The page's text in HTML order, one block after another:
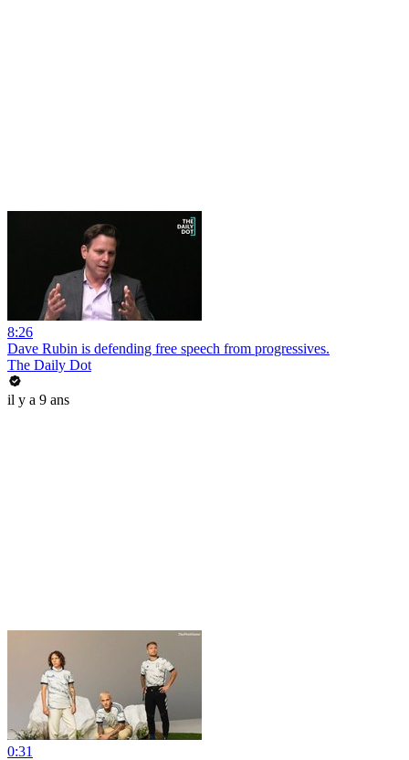
8:26
Dave Rubin is defending free speech from progressives.
The Daily Dot
il y a 9 ans
0:31